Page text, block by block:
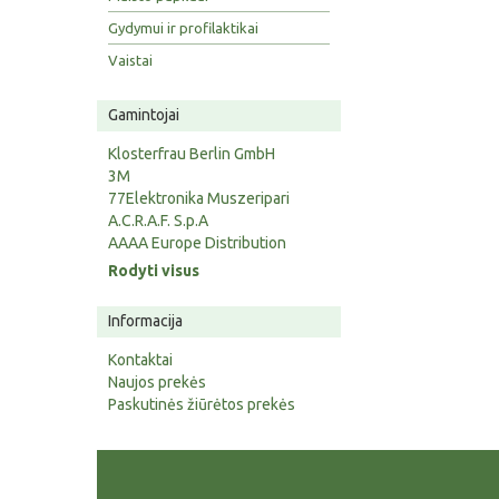
Gydymui ir profilaktikai
Vaistai
Gamintojai
Klosterfrau Berlin GmbH
3M
77Elektronika Muszeripari
A.C.R.A.F. S.p.A
AAAA Europe Distribution
Rodyti visus
Informacija
Kontaktai
Naujos prekės
Paskutinės žiūrėtos prekės